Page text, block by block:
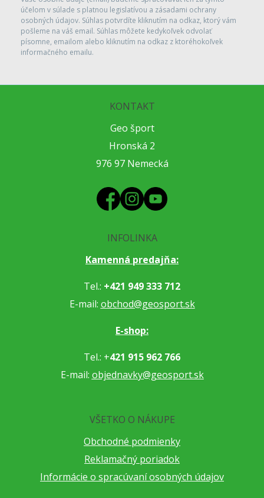
účelom v súlade s platnou legislatívou a zásadami ochrany
osobných údajov. Súhlas potvrdíte kliknutím na odkaz, ktorý vám
pošleme na váš email. Súhlas môžete kedykoľvek odvolať
písomne, emailom alebo kliknutím na odkaz z ktoréhokoľvek
informačného emailu.
KONTAKT
Geo šport
Hronská 2
976 97 Nemecká
INFOLINKA
Kamenná predajňa:
Tel.: +421 949 333 712
E-mail: obchod@geosport.sk
E-shop:
Tel.: +421 915 962 766
E-mail: objednavky@geosport.sk
VŠETKO O NÁKUPE
Obchodné podmienky
Reklamačný poriadok
Informácie o spracúvaní osobných údajov